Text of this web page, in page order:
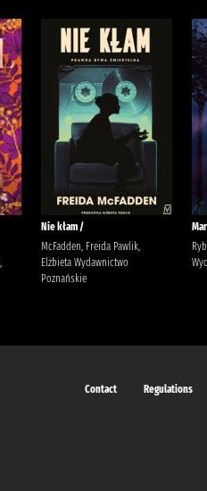
Nie kłam /
McFadden, Freida Pawlik,
Elżbieta Wydawnictwo
Poznańskie
Contact Regulations